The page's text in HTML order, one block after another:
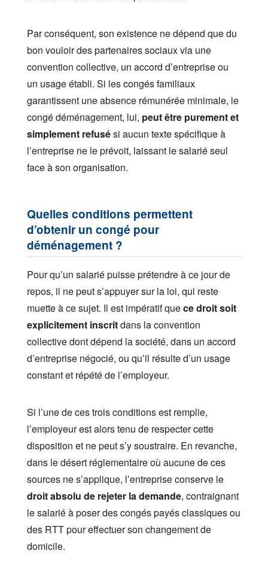
Par conséquent, son existence ne dépend que du
bon vouloir des partenaires sociaux via une
convention collective, un accord d’entreprise ou
un usage établi. Si les congés familiaux
garantissent une absence rémunérée minimale, le
congé déménagement, lui, peut être purement et
simplement refusési aucun texte spécifique à
l’entreprise ne le prévoit, laissant le salarié seul
face à son organisation.
Quelles conditions permettent
d’obtenir un congé pour
déménagement ?
Pour qu’un salarié puisse prétendre à ce jour de
repos, il ne peut s’appuyer sur la loi, qui reste
muette à ce sujet. Il est impératif quece droit soit
explicitement inscritdans la convention
collective dont dépend la société, dans un accord
d’entreprise négocié, ou qu’il résulte d’un usage
constant et répété de l’employeur.
Si l’une de ces trois conditions est remplie,
l’employeur est alors tenu de respecter cette
disposition et ne peut s’y soustraire. En revanche,
dans le désert réglementaire où aucune de ces
sources ne s’applique, l’entreprise conserve le
droit absolu de rejeter la demande, contraignant
le salarié à poser des congés payés classiques ou
des RTT pour effectuer son changement de
domicile.